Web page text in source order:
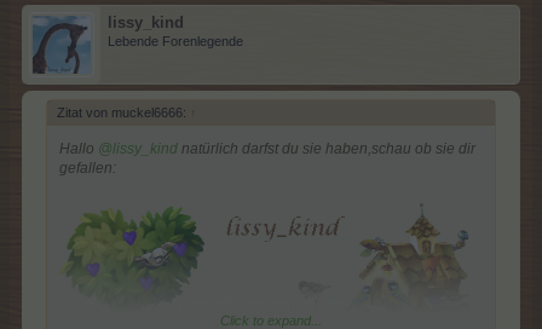
lissy_kind
Lebende Forenlegende
Zitat von muckel6666: ↑
Hallo @lissy_kind natürlich darfst du sie haben,schau ob sie dir
gefallen:
Click to expand...